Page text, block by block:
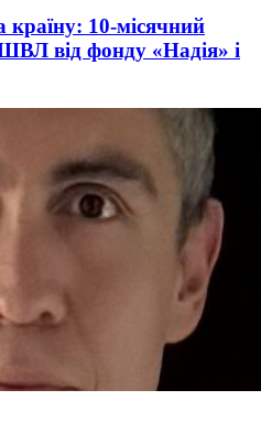
країну: 10-місячний
від фонду «Надія» і